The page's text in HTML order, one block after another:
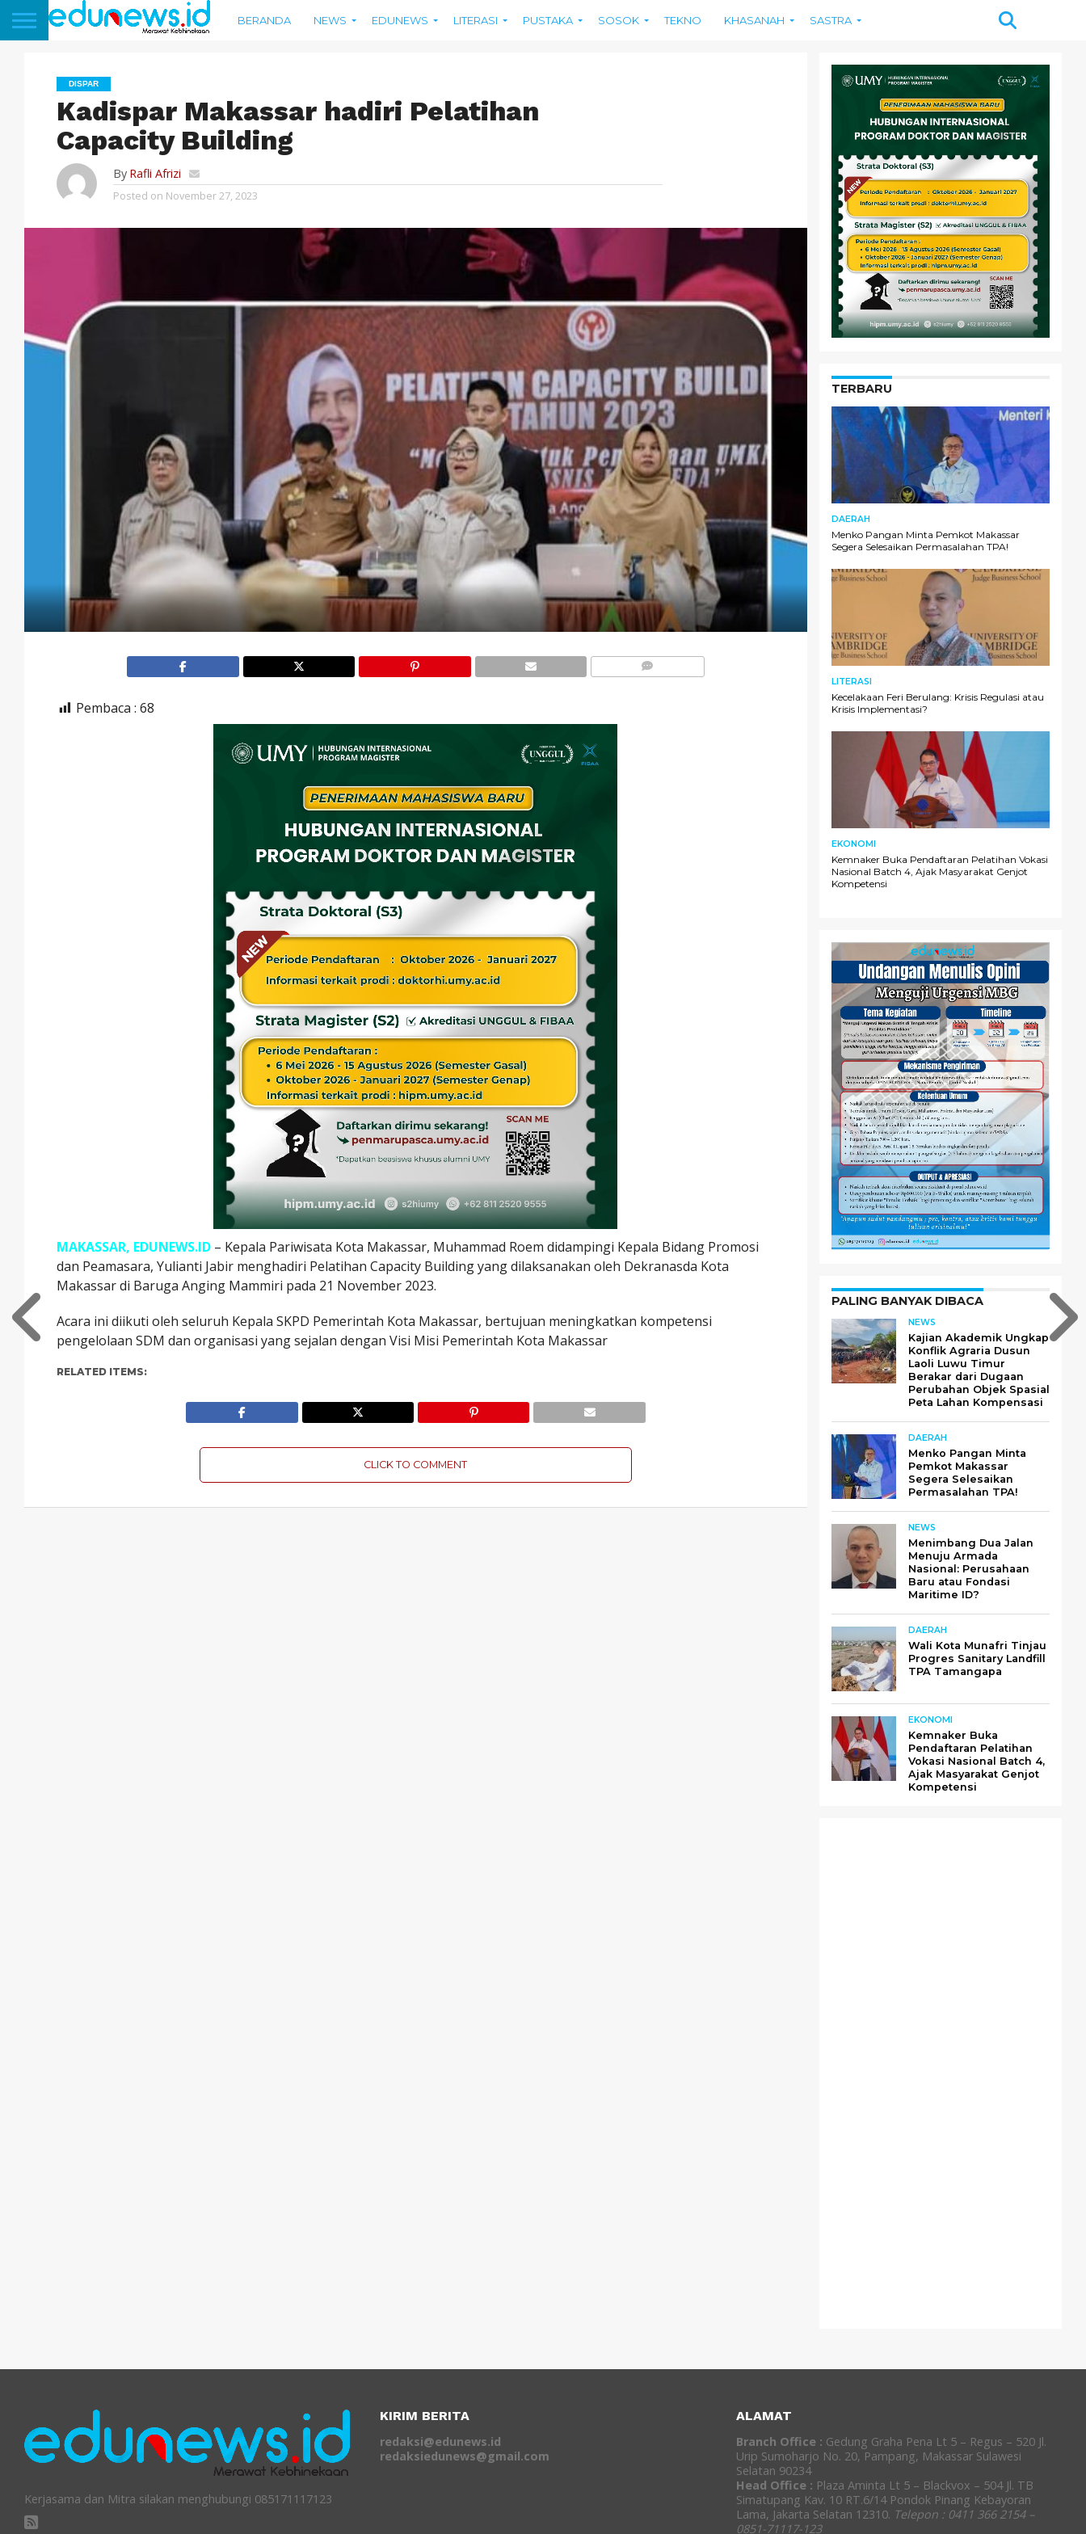
BERANDA NEWS EDUNEWS LITERASI PUSTAKA SOSOK TEKNO KHASANAH SASTRA
DISPAR
Kadispar Makassar hadiri Pelatihan
Capacity Building
By Rafli Afrizi
Posted on November 27, 2023
Pembaca : 68
MAKASSAR, EDUNEWS.ID – Kepala Pariwisata Kota Makassar, Muhammad Roem didampingi Kepala Bidang Promosi
dan Peamasara, Yulianti Jabir menghadiri Pelatihan Capacity Building yang dilaksanakan oleh Dekranasda Kota
Makassar di Baruga Anging Mammiri pada 21 November 2023.
Acara ini diikuti oleh seluruh Kepala SKPD Pemerintah Kota Makassar, bertujuan meningkatkan kompetensi
pengelolaan SDM dan organisasi yang sejalan dengan Visi Misi Pemerintah Kota Makassar
RELATED ITEMS:
CLICK TO COMMENT
TERBARU
DAERAH
Menko Pangan Minta Pemkot Makassar
Segera Selesaikan Permasalahan TPA!
LITERASI
Kecelakaan Feri Berulang: Krisis Regulasi atau
Krisis Implementasi?
EKONOMI
Kemnaker Buka Pendaftaran Pelatihan Vokasi
Nasional Batch 4, Ajak Masyarakat Genjot
Kompetensi
PALING BANYAK DIBACA
NEWS
Kajian Akademik Ungkap
Konflik Agraria Dusun
Laoli Luwu Timur
Berakar dari Dugaan
Perubahan Objek Spasial
Peta Lahan Kompensasi
DAERAH
Menko Pangan Minta
Pemkot Makassar
Segera Selesaikan
Permasalahan TPA!
NEWS
Menimbang Dua Jalan
Menuju Armada
Nasional: Perusahaan
Baru atau Fondasi
Maritime ID?
DAERAH
Wali Kota Munafri Tinjau
Progres Sanitary Landfill
TPA Tamangapa
EKONOMI
Kemnaker Buka
Pendaftaran Pelatihan
Vokasi Nasional Batch 4,
Ajak Masyarakat Genjot
Kompetensi
Kerjasama dan Mitra silakan menghubungi 085171117123
KIRIM BERITA
redaksi@edunews.id
redaksiedunews@gmail.com
ALAMAT
Branch Office : Gedung Graha Pena Lt 5 – Regus – 520 Jl.
Urip Sumoharjo No. 20, Pampang, Makassar Sulawesi
Selatan 90234
Head Office : Plaza Aminta Lt 5 – Blackvox – 504 Jl. TB
Simatupang Kav. 10 RT.6/14 Pondok Pinang Kebayoran
Lama, Jakarta Selatan 12310. Telepon : 0411 366 2154 –
0851-71117-123